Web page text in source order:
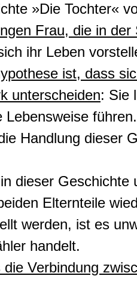
»Die Tochter«
Frau, die in
ihr Leben
ist, dass
unterscheiden: Sie
Lebensweise
Handlung dieser
dieser
Elternteile
werden, ist es
handelt.
Verbindung